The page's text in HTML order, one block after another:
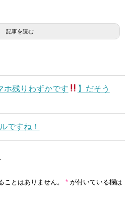
記事を読む
ホ残りわずかです
】だそう
ですね！
ことはありません。 * が付いている欄は